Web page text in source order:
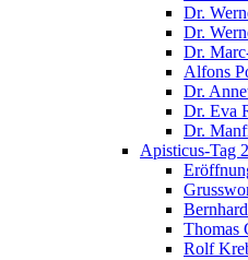
Dr.
Dr.
Dr.
Alfons
Dr.
Dr. Eva
Dr.
Apisticus-Tag
Thomas
Rolf